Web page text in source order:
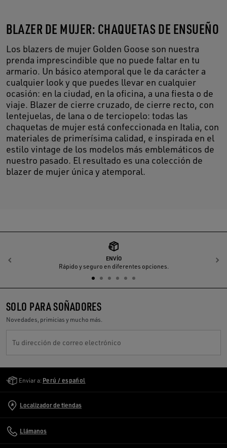
BLAZER DE MUJER: CHAQUETAS DE ENSUEÑO
Los blazers de mujer Golden Goose son nuestra
prenda imprescindible que no puede faltar en tu
armario. Un básico atemporal que le da carácter a
cualquier look y que puedes llevar en cualquier
ocasión: en la ciudad, en la oficina, a una fiesta o de
viaje. Blazer de cierre cruzado, de cierre recto, con
lentejuelas, de lana o de terciopelo: todas las
chaquetas de mujer está confeccionada en Italia, con
materiales de primerísima calidad, e inspirada en el
estilo vintage de los modelos más emblemáticos de
nuestro pasado. El resultado es una colección de
blazer de mujer única y atemporal.
ENVÍO
Rápido y seguro en diferentes opciones.
Anterior
SOLO PARA SOÑADORES
Novedades, primicias y mucho más.
Tu dirección de correo electrónico
Enviar a: Perú / español
Localizador de tiendas
Llámanos